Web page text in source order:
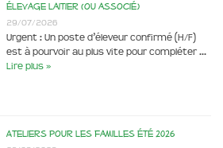
élevage laitier (ou associé)
29/07/2026
Urgent : Un poste d’éleveur confirmé (H/F)
est à pourvoir au plus vite pour compléter …
Lire plus »
Ateliers pour les familles été 2026